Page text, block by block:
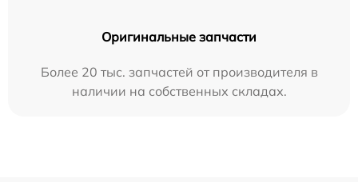
Оригинальные запчасти
Более 20 тыс. запчастей от производителя в
наличии на собственных складах.